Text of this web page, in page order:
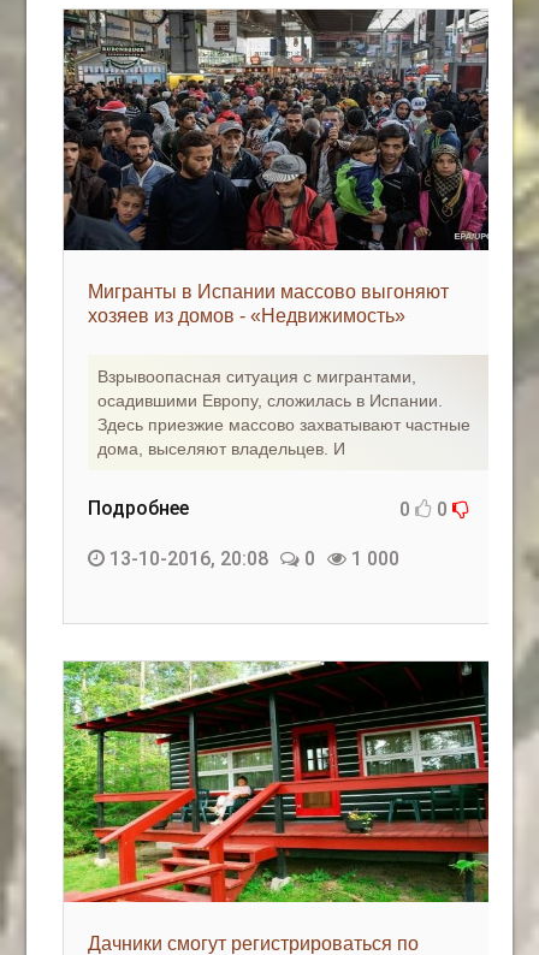
Мигранты в Испании массово выгоняют
хозяев из домов - «Недвижимость»
Взрывоопасная ситуация с мигрантами,
осадившими Европу, сложилась в Испании.
Здесь приезжие массово захватывают частные
дома, выселяют владельцев. И
Подробнее 0 0
13-10-2016, 20:08 0 1 000
Дачники смогут регистрироваться по